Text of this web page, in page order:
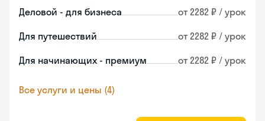
Деловой - для бизнеса от 2282 ₽ / урок
Для путешествий от 2282 ₽ / урок
Для начинающих - премиум от 2282 ₽ / урок
Все услуги и цены (4)